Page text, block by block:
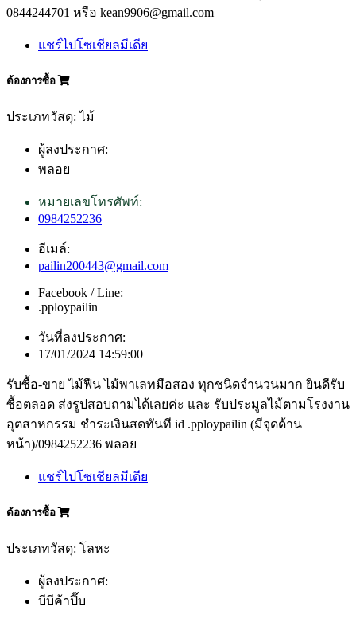
0844244701 หรือ kean9906@gmail.com
แชร์ไปโซเชียลมีเดีย
ต้องการซื้อ
ประเภทวัสดุ: ไม้
ผู้ลงประกาศ:
พลอย
หมายเลขโทรศัพท์:
0984252236
อีเมล์:
pailin200443@gmail.com
Facebook / Line:
.pploypailin
วันที่ลงประกาศ:
17/01/2024 14:59:00
รับซื้อ-ขาย ไม้ฟืน ไม้พาเลทมือสอง ทุกชนิดจำนวนมาก ยินดีรับ
ซื้อตลอด ส่งรูปสอบถามได้เลยค่ะ และ รับประมูลไม้ตามโรงงาน
อุตสาหกรรม ชำระเงินสดทันที id .pploypailin (มีจุดด้าน
หน้า)/0984252236 พลอย
แชร์ไปโซเชียลมีเดีย
ต้องการซื้อ
ประเภทวัสดุ: โลหะ
ผู้ลงประกาศ:
บีบีค้าปี๊บ